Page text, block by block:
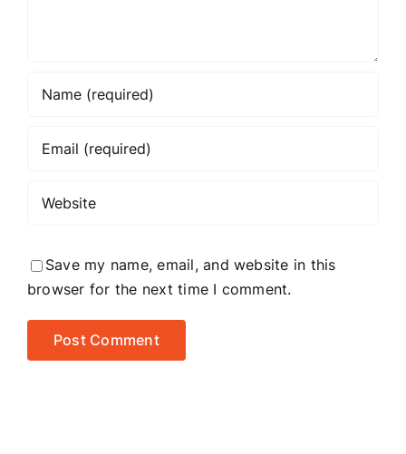
Save my name, email, and website in this
browser for the next time I comment.